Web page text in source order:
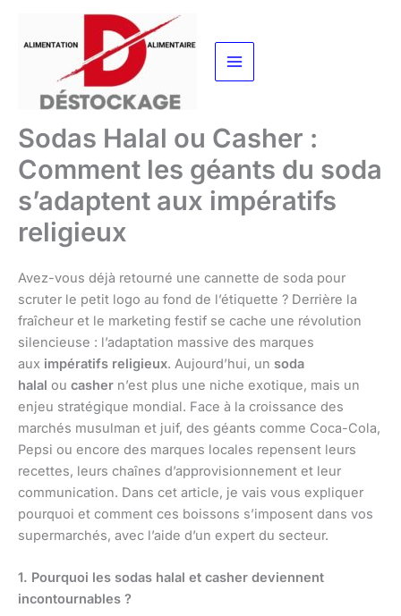
contenu
Sodas Halal ou Casher :
Comment les géants du soda
s’adaptent aux impératifs
religieux
Avez-vous déjà retourné une cannette de soda pour
scruter le petit logo au fond de l’étiquette ? Derrière la
fraîcheur et le marketing festif se cache une révolution
silencieuse : l’adaptation massive des marques
aux impératifs religieux. Aujourd’hui, un soda
halal ou casher n’est plus une niche exotique, mais un
enjeu stratégique mondial. Face à la croissance des
marchés musulman et juif, des géants comme Coca-Cola,
Pepsi ou encore des marques locales repensent leurs
recettes, leurs chaînes d’approvisionnement et leur
communication. Dans cet article, je vais vous expliquer
pourquoi et comment ces boissons s’imposent dans vos
supermarchés, avec l’aide d’un expert du secteur.
1. Pourquoi les sodas halal et casher deviennent
incontournables ?